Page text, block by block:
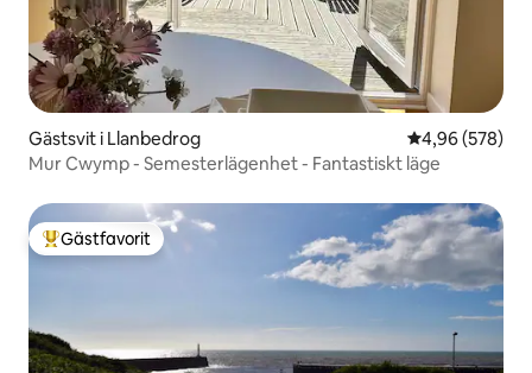
Gästsvit i Llanbedrog 4,96 av 5 i
4,96 (578)
Mur Cwymp - Semesterlägenhet - Fantastiskt läge
Populär gästfavorit
Gästfavorit